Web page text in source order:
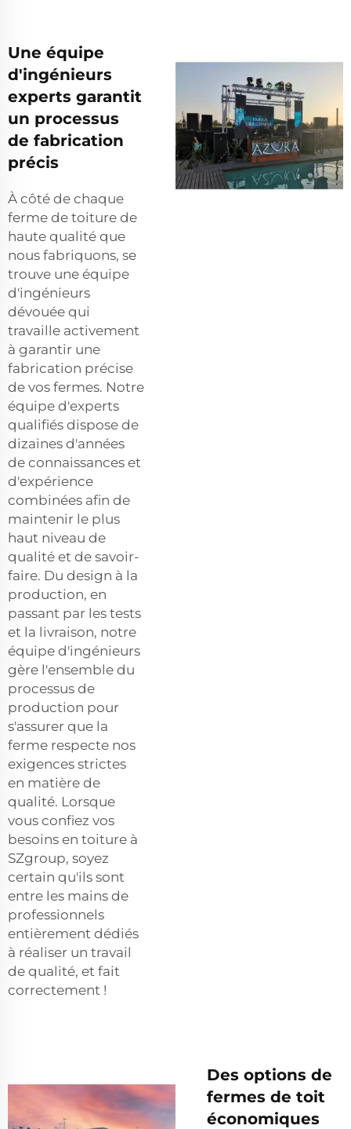
Une équipe
d'ingénieurs
experts garantit
un processus
de fabrication
précis
À côté de chaque
ferme de toiture de
haute qualité que
nous fabriquons, se
trouve une équipe
d'ingénieurs
dévouée qui
travaille activement
à garantir une
fabrication précise
de vos fermes. Notre
équipe d'experts
qualifiés dispose de
dizaines d'années
de connaissances et
d'expérience
combinées afin de
maintenir le plus
haut niveau de
qualité et de savoir-
faire. Du design à la
production, en
passant par les tests
et la livraison, notre
équipe d'ingénieurs
gère l'ensemble du
processus de
production pour
s'assurer que la
ferme respecte nos
exigences strictes
en matière de
qualité. Lorsque
vous confiez vos
besoins en toiture à
SZgroup, soyez
certain qu'ils sont
entre les mains de
professionnels
entièrement dédiés
à réaliser un travail
de qualité, et fait
correctement !
Des options de
fermes de toit
économiques